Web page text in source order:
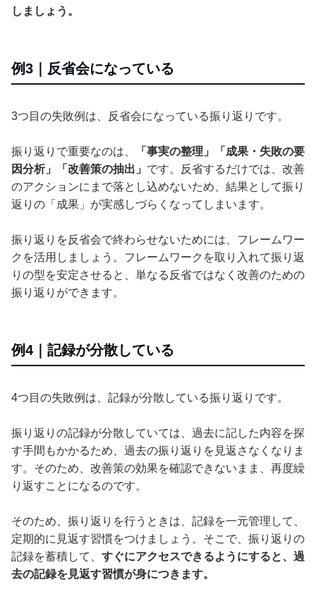
しましょう。
例3｜反省会になっている
3つ目の失敗例は、反省会になっている振り返りです。
振り返りで重要なのは、
「事実の整理」「成果・失敗の要
因分析」「改善策の抽出」 です。反省するだけでは、改善
のアクションにまで落とし込めないため、結果として振り
返りの「成果」が実感しづらくなってしまいます。
振り返りを反省会で終わらせないためには、フレームワー
クを活用しましょう。フレームワークを取り入れて振り返
りの型を安定させると、単なる反省ではなく改善のための
振り返りができます。
例4｜記録が分散している
4つ目の失敗例は、記録が分散している振り返りです。
振り返りの記録が分散していては、過去に記した内容を探
す手間もかかるため、過去の振り返りを見返さなくなりま
す。そのため、改善策の効果を確認できないまま、再度繰
り返すことになるのです。
そのため、振り返りを行うときは、記録を一元管理して、
定期的に見返す習慣をつけましょう。そこで、振り返りの
記録を蓄積して、 すぐにアクセスできるようにすると、過
去の記録を見返す習慣が身につきます。